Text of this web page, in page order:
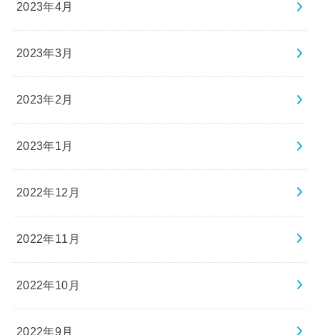
2023年4月
2023年3月
2023年2月
2023年1月
2022年12月
2022年11月
2022年10月
2022年9月